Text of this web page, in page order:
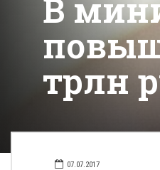
В
трлн
07.07.2017